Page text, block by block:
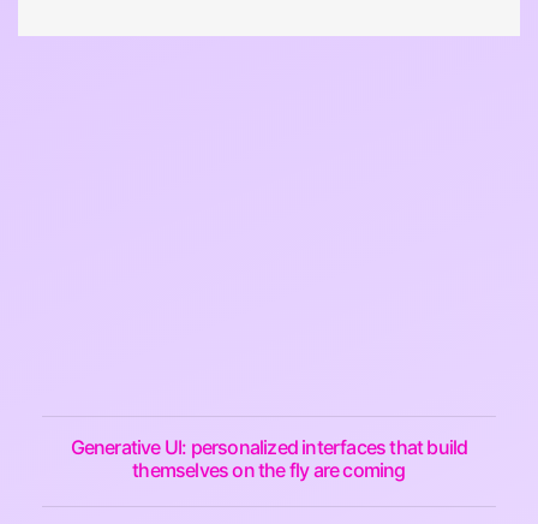
Generative UI: personalized interfaces that build
themselves on the fly are coming